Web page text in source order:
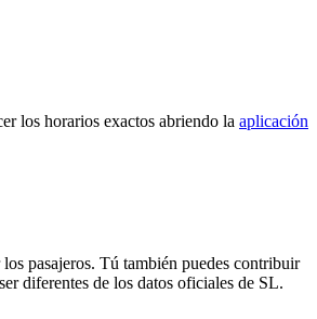
los horarios exactos abriendo la aplicación
pasajeros. Tú también puedes contribuir
diferentes de los datos oficiales de SL.